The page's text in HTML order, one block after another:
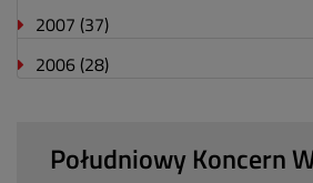
2007 (37)
2006 (28)
Południowy Koncern